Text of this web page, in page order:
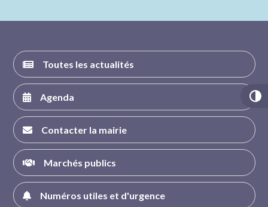
Toutes les actualités
Agenda
Contacter la mairie
Marchés publics
Numéros utiles et d'urgence